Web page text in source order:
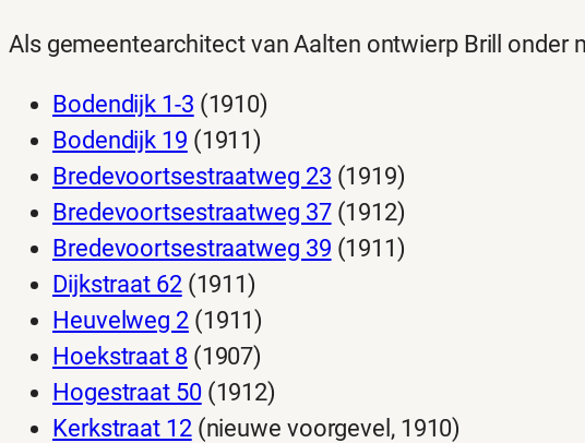
Als gemeentearchitect van Aalten ontwierp Brill onder
Bodendijk 1-3 (1910)
Bodendijk 19 (1911)
Bredevoortsestraatweg 23 (1919)
Bredevoortsestraatweg 37(1912)
Bredevoortsestraatweg 39 (1911)
Dijkstraat 62(1911)
Heuvelweg 2(1911)
Hoekstraat 8(1907)
Hogestraat 50(1912)
Kerkstraat 12(nieuwe voorgevel, 1910)